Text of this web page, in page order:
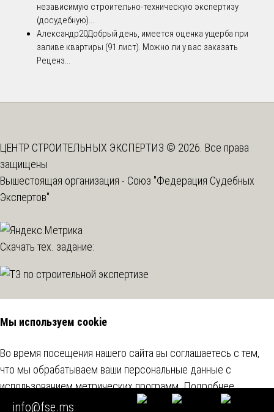
независимую строительно-техническую экспертизу
(досудебную)...
Александр20Добрый день, имеется оценка ущерба при
заливе квартиры (91 лист). Можно ли у вас заказать
Реценз...
ЦЕНТР СТРОИТЕЛЬНЫХ ЭКСПЕРТИЗ © 2026. Все права
защищены
Вышестоящая организация - Союз "Федерация Судебных
Экспертов"
Скачать тех. задание:
info@fse.ms
Мы используем cookie
Во время посещения нашего сайта вы соглашаетесь с тем,
что мы обрабатываем ваши персональные данные с
использованием метрических программ.Подробнее